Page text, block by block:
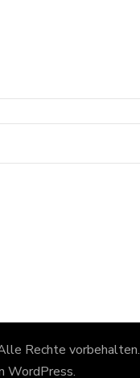
Rechte vorbehalten.
WordPress.